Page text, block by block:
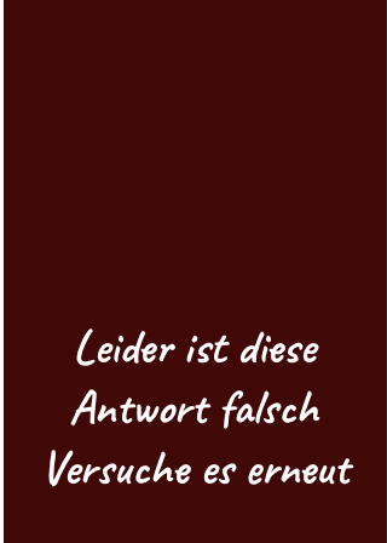
Leider ist diese
Antwort falsch
Versuche es erneut